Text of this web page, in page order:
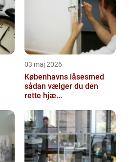
03 maj 2026
Københavns låsesmed
sådan vælger du den
rette hjæ...